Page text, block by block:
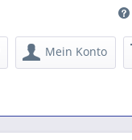
Mein Konto